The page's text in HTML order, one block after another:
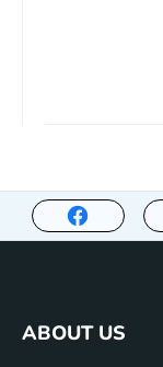
ABOUT US